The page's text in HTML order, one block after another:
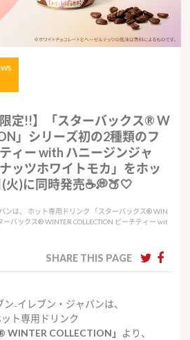
限定!!】「スターバックス® W
」シリーズ初の2種類のフ
ィー with ハニージンジャ
ッツホワイトモカ」をホッ
火)に同時発売☕️💭🍑🤍
ンは、 ホット専用ドリンク 「スターバックス® WIN
ーバックス® WINTER COLLECTION ピーチティー wit
SHARE THIS PAGE
₋イレブン・ジャパンは、
ト専用ドリンク
WINTER COLLECTION」
より、